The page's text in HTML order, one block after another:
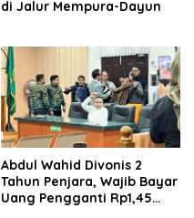
di Jalur Mempura-Dayun
‎‎Abdul Wahid Divonis 2
Tahun Penjara, Wajib Bayar
Uang Pengganti Rp1,45